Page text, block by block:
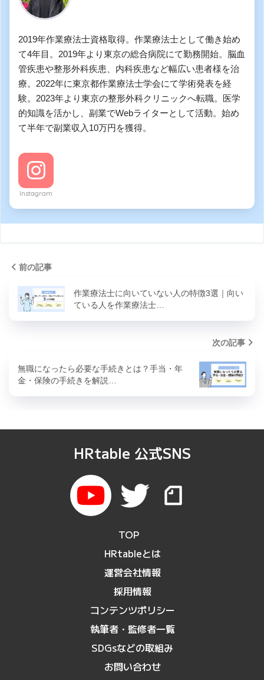
2019年作業療法士資格取得。作業療法士として働き始め
て4年目。2019年より東京の総合病院にて勤務開始。脳血
管疾患や整形外科疾患、内科疾患など幅広い患者様を治
療。2022年に東京都作業療法士学会にて学術発表を経
験。2023年より東京の整形外科クリニックへ転職。医学
的知識を活かし、副業でWebライターとして活動。始め
て半年で副業収入10万円を獲得。
Instagram
前の記事
作業療法士に向いていない人の特徴3選｜向い
ている人を作業療法士…
次の記事
無職になったら必要な手続きとは？手当・年
金・保険の手続きを解説…
HRtable 公式SNS
TOP
HRtableとは
運営会社情報
採用情報
コンテンツポリシー
執筆者・監修者一覧
SDGsなどの取組み
お問い合わせ